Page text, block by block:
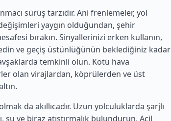
sürüş tarzıdır. Ani frenlemeler, yol
yaygın olduğundan, şehir
bırakın. Sinyallerinizi erken kullanın,
ve geçiş üstünlüğünün beklediğiniz kadar
temkinli olun. Kötü hava
olan virajlardan, köprülerden ve üst
da akıllıcadır. Uzun yolculuklarda şarjlı
su ve biraz atıştırmalık bulundurun. Acil